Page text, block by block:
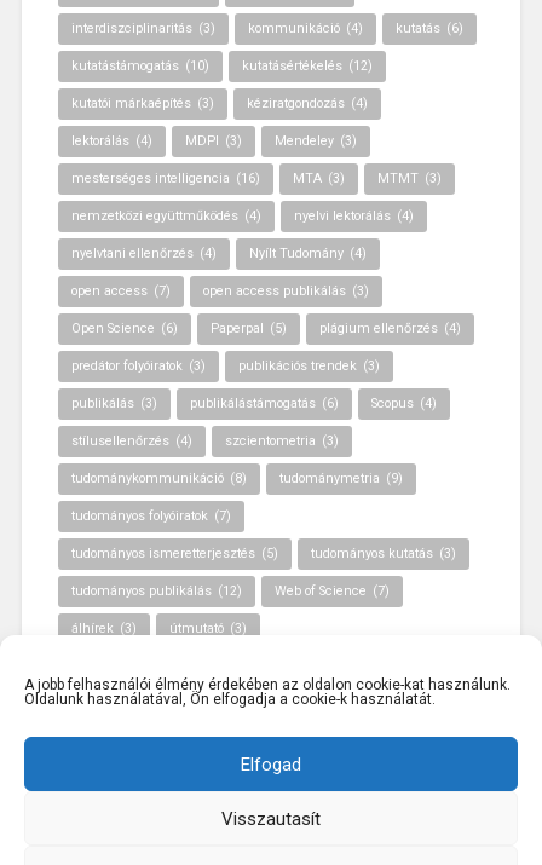
A jobb felhasználói élmény érdekében az oldalon cookie-kat használunk.
Oldalunk használatával, Ön elfogadja a cookie-k használatát.
Elfogad
Visszautasít
interdiszciplinaritás (3) kommunikáció (4) kutatás (6)
kutatástámogatás (10) kutatásértékelés (12)
kutatói márkaépítés (3) kéziratgondozás (4)
lektorálás (4) MDPI (3) Mendeley (3)
mesterséges intelligencia (16) MTA (3) MTMT (3)
nemzetközi együttműködés (4) nyelvi lektorálás (4)
nyelvtani ellenőrzés (4) Nyílt Tudomány (4)
open access (7) open access publikálás (3)
Open Science (6) Paperpal (5) plágium ellenőrzés (4)
predátor folyóiratok (3) publikációs trendek (3)
publikálás (3) publikálástámogatás (6) Scopus (4)
stílusellenőrzés (4) szcientometria (3)
tudománykommunikáció (8) tudománymetria (9)
tudományos folyóiratok (7)
tudományos ismeretterjesztés (5) tudományos kutatás (3)
tudományos publikálás (12) Web of Science (7)
álhírek (3) útmutató (3)